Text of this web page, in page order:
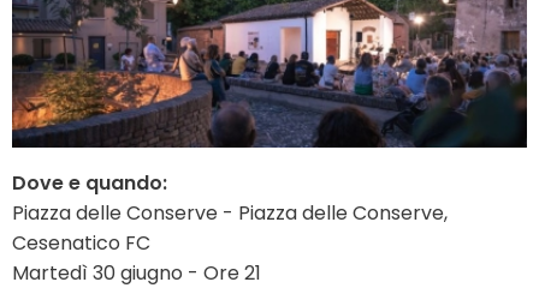
Dove e quando:
Piazza delle Conserve - Piazza delle Conserve,
Cesenatico FC
Martedì 30 giugno - Ore 21